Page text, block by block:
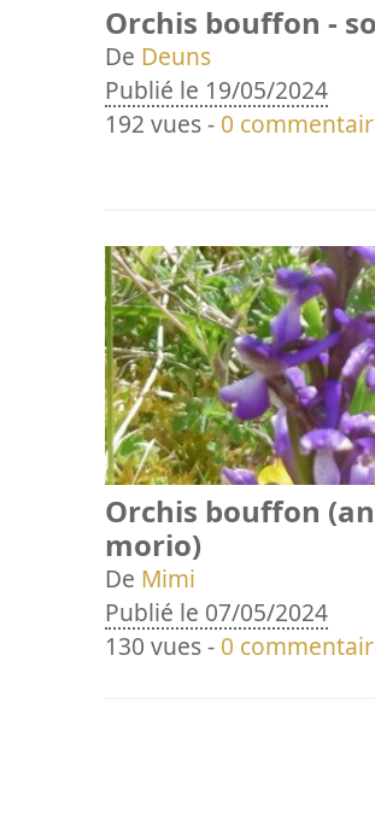
Orchis bouffon -
De Deuns
Publié le 19/05/2024
192 vues - 0
Orchis bouffon
morio)
De Mimi
Publié le 07/05/2024
130 vues - 0